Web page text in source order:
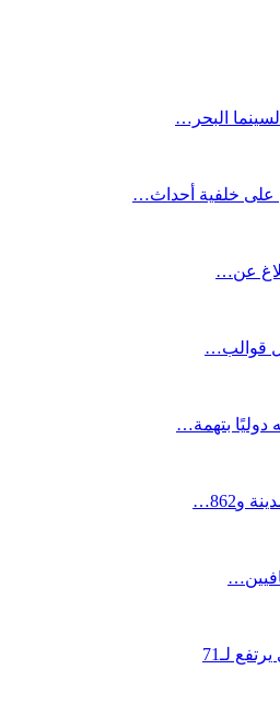
على خلفية أحداث…
عن…
بتهمة…